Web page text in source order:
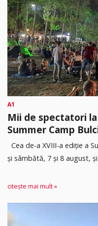
A1
Mii de spectatori
Summer Camp
Cea de-a XVIII-a ediție a
și sâmbătă, 7 și 8 august,
citește mai mult »